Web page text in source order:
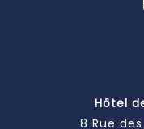
Hôtel
8 Rue